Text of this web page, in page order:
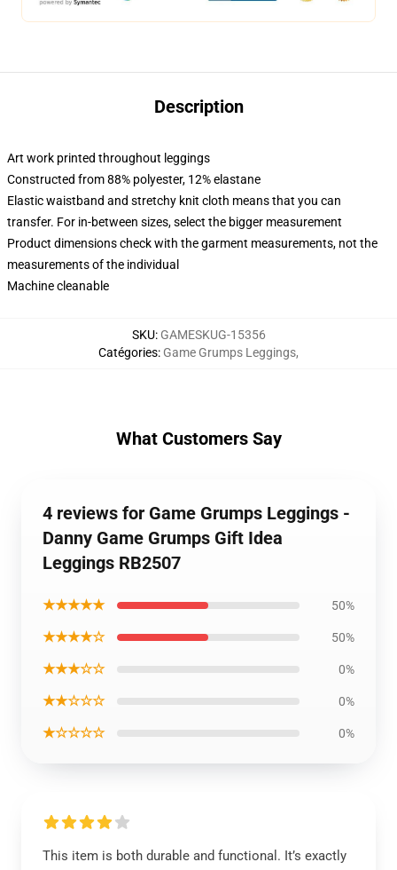
Description
Art work printed throughout leggings
Constructed from 88% polyester, 12% elastane
Elastic waistband and stretchy knit cloth means that you can
transfer. For in-between sizes, select the bigger measurement
Product dimensions check with the garment measurements, not the
measurements of the individual
Machine cleanable
SKU: GAMESKUG-15356
Catégories: Game Grumps Leggings,
What Customers Say
4 reviews for Game Grumps Leggings -
Danny Game Grumps Gift Idea
Leggings RB2507
★★★★★ 50%
★★★★☆ 50%
★★★☆☆ 0%
★★☆☆☆ 0%
★☆☆☆☆ 0%
This item is both durable and functional. It’s exactly